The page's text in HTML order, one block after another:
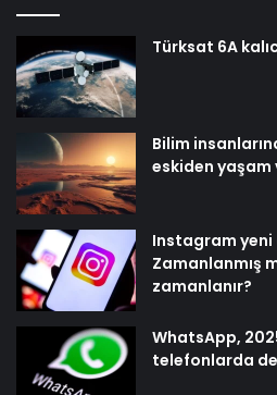
Türksat 6A
Bilim
eskiden yaşam
Instagram yeni
Zamanlanmış
zamanlanır?
WhatsApp,
telefonlarda